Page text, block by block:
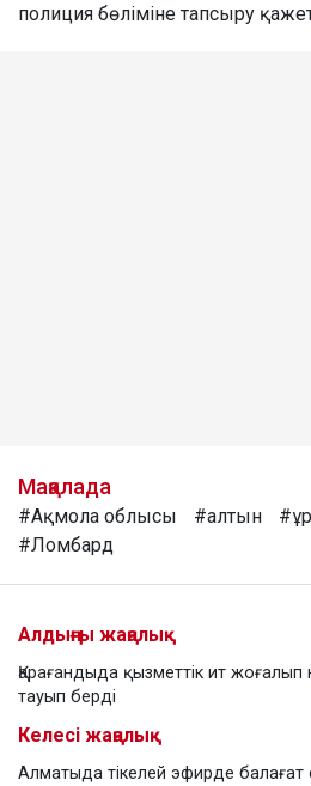
полиция бөліміне тапсыру
Мақалада
#Ақмола облысы #алтын
#Ломбард
Алдыңғы жаңалық
Қарағандыда қызметтік ит
тауып берді
Келесі жаңалық
Алматыда тікелей эфирде балағат